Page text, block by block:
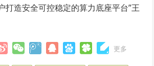
打造安全可控稳定的算力底座平台”王
更多